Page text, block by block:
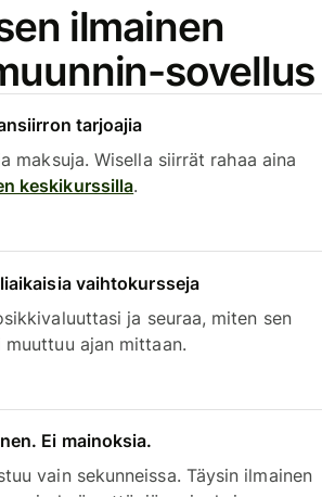
ilmainen
sovellus
tarjoajia
maksuja. Wisella siirrät rahaa aina
keskikurssilla.
vaihtokursseja
ja seuraa, miten sen
ajan mittaan.
Ei mainoksia.
vain sekunneissa. Täysin ilmainen